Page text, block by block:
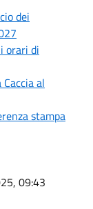
dei
orari di
al
stampa
09:43